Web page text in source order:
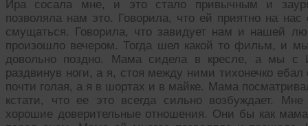
Ира сосала мне, и это стало привычным и
позволяла нам это. Говорила, что ей приятно на
смущаться. Говорила, что завидует нам и нашей
произошло вечером. Тогда шел какой то фильм, и
довольно поздно. Мама сидела в кресле, а мы с
раздвинув ноги, а я, стоя между ними тихонечко
почти голая, а я в шортах и в майке. Мама
кстати, что ее это всегда сильно возбуждает.
хорошие доверительные отношения. Они бы как